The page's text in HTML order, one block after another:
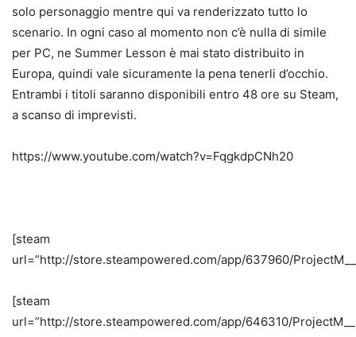
solo personaggio mentre qui va renderizzato tutto lo
scenario. In ogni caso al momento non c’è nulla di simile
per PC, ne Summer Lesson è mai stato distribuito in
Europa, quindi vale sicuramente la pena tenerli d’occhio.
Entrambi i titoli saranno disponibili entro 48 ore su Steam,
a scanso di imprevisti.
https://www.youtube.com/watch?v=FqgkdpCNh20
[steam
url=”http://store.steampowered.com/app/637960/
[steam
url=”http://store.steampowered.com/app/646310/